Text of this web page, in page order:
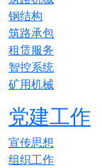
钢结构
筑路承包
租赁服务
智控系统
矿用机械
党建工作
宣传思想
组织工作